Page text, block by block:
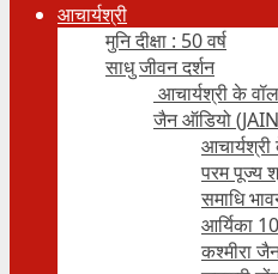
आचार्यश्री
मुनि दीक्षा : 50 वर्ष
साधु जीवन दर्शन
आचार्यश्री के
जैन ऑडियो
परम पूज्य
समाधि
आर्यिका
कश्मीरा